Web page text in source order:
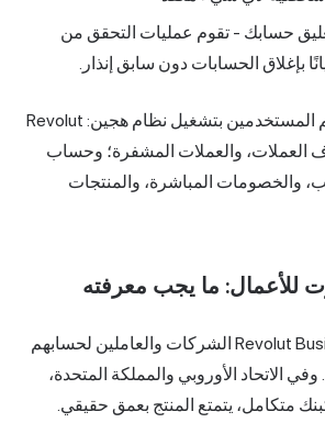
حسابك - تقوم عمليات التحقق من
ينتهي المطاف بمعظم المستخدمين بتشغيل نظام هجين: Revolut
العملات، والعملات المشفرة؛ وحساب
والخصومات المباشرة، والمنتجات
للأعمال: ما يجب معرفته
تستهدف خدمة Revolut Business الشركات والعاملين لحسابهم
الاتحاد الأوروبي والمملكة المتحدة،